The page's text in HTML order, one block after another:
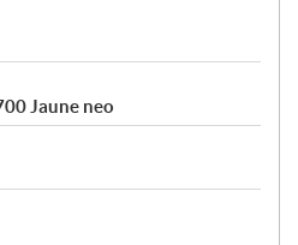
Jaune neo